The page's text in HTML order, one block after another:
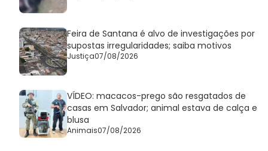
Feira de Santana é alvo de investigações por
supostas irregularidades; saiba motivos
Justiça07/08/2026
VÍDEO: macacos-prego são resgatados de
casas em Salvador; animal estava de calça e
blusa
Animais07/08/2026